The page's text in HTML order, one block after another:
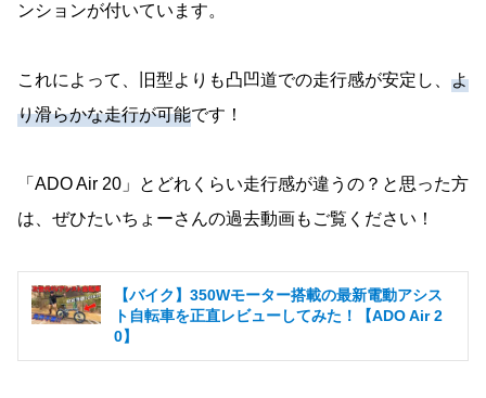
ンションが付いています。
これによって、旧型よりも凸凹道での走行感が安定し、 よ
り滑らかな走行が可能です！
「ADO Air 20」とどれくらい走行感が違うの？と思った方
は、ぜひたいちょーさんの過去動画もご覧ください！
【バイク】350Wモーター搭載の最新電動アシス
ト自転車を正直レビューしてみた！【ADO Air 2
0】